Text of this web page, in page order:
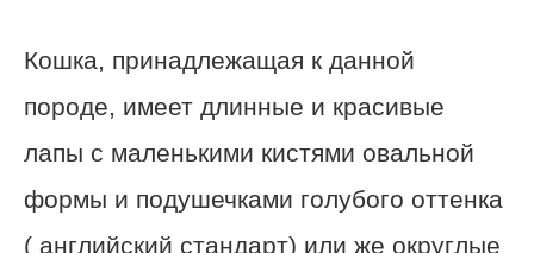
Кошка, принадлежащая к данной
породе, имеет длинные и красивые
лапы с маленькими кистями овальной
формы и подушечками голубого оттенка
( английский стандарт) или же округлые